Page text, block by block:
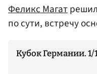
Феликс Магат
по сути, встречу
Кубок Германии. 1/